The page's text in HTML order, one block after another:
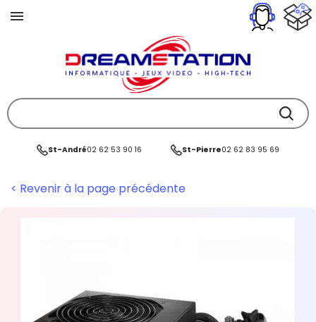
St-André02 62 53 90 16 St-Pierre02 62 83 95 69
< Revenir à la page précédente